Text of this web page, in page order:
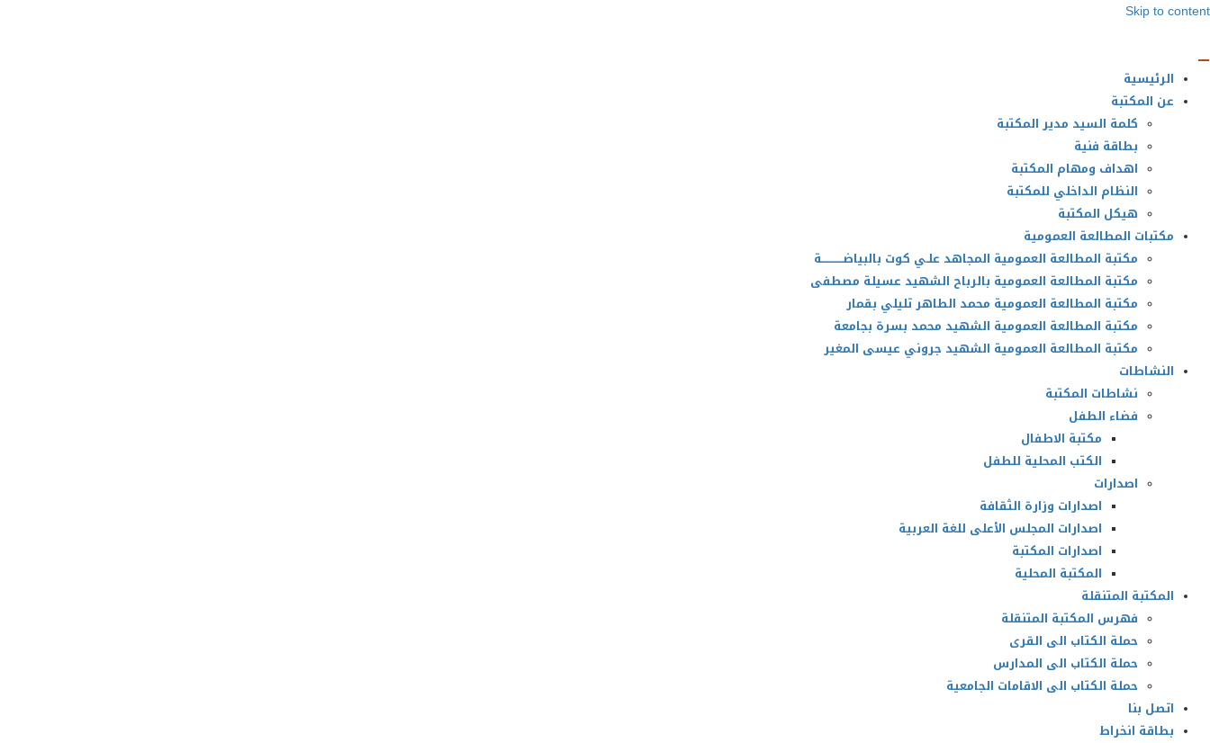
Skip to content
الرئيسية
عن المكتبة
كلمة السيد مدير المكتبة
بطاقة فنية
اهداف ومهام المكتبة
النظام الداخلي للمكتبة
هيكل المكتبة
مكتبات المطالعة العمومية
مكتبة المطالعة العمومية المجاهد علـي كوت بالبياضــــــــــــة
مكتبة المطالعة العمومية بالرباح الشهيد عسيلة مصطفى
مكتبة المطالعة العمومية محمد الطاهر تليلي بقمار
مكتبة المطالعة العمومية الشهيد محمد بسرة بجامعة
مكتبة المطالعة العمومية الشهيد جروني عيسى المغير
النشاطات
نشاطات المكتبة
فضاء الطفل
مكتبة الاطفال
الكتب المحلية للطفل
اصدارات
اصدارات وزارة الثقافة
اصدارات المجلس الأعلى للغة العربية
اصدارات المكتبة
المكتبة المحلية
المكتبة المتنقلة
فهرس المكتبة المتنقلة
حملة الكتاب الى القرى
حملة الكتاب الى المدارس
حملة الكتاب الى الاقامات الجامعية
اتصل بنا
بطاقة انخراط